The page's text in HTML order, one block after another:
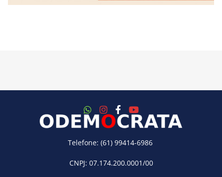
Telefone: (61) 99414-6986
CNPJ: 07.174.200.0001/00